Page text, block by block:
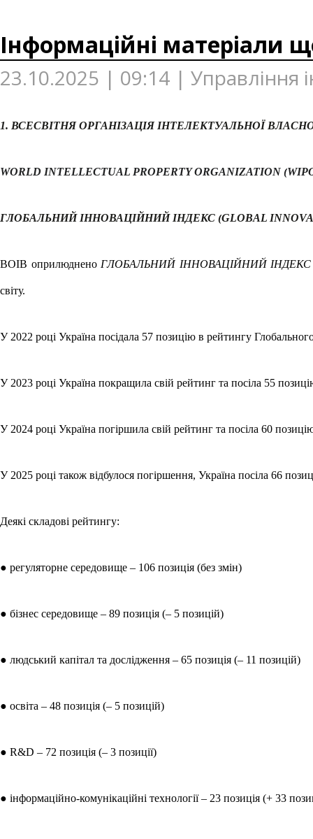
Інформаційні матеріали
23.10.2025 | 09:14 | Управління
1. ВСЕСВІТНЯ ОРГАНІЗАЦІЯ ІНТЕЛЕКТУАЛЬНОЇ
WORLD INTELLECTUAL PROPERTY ORGANIZATION (
ГЛОБАЛЬНИЙ ІННОВАЦІЙНИЙ ІНДЕКС (GLOBAL
ВОІВ оприлюднено ГЛОБАЛЬНИЙ ІННОВАЦІЙНИЙ ІНДЕКС
світу.
У 2022 році Україна посідала 57 позицію в рейтингу
У 2023 році Україна покращила свій рейтинг та посіла 55
У 2024 році Україна погіршила свій рейтинг та посіла 60
У 2025 році також відбулося погіршення, Україна посіла 66
Деякі складові рейтингу:
● регуляторне середовище – 106 позиція (без змін)
● бізнес середовище – 89 позиція (– 5 позицій)
● людський капітал та дослідження – 65 позиція (– 11 позицій)
● освіта – 48 позиція (– 5 позицій)
● R&D – 72 позиція (– 3 позиції)
● інформаційно-комунікаційні технології – 23 позиція (+ 33